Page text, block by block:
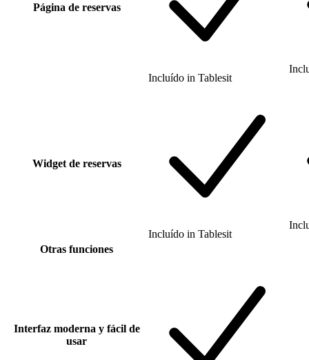
Página de reservas
Incluído in Tablesit
Widget de reservas
Incluído in Tablesit
Otras funciones
Interfaz moderna y fácil de
usar